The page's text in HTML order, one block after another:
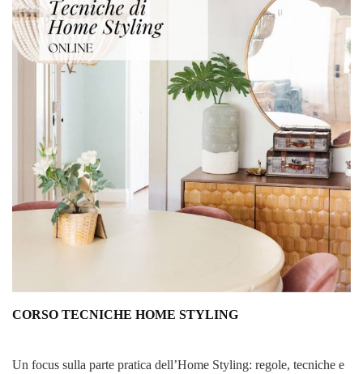
CORSO TECNICHE HOME STYLING
Un focus sulla parte pratica dell’Home Styling: regole, tecniche e